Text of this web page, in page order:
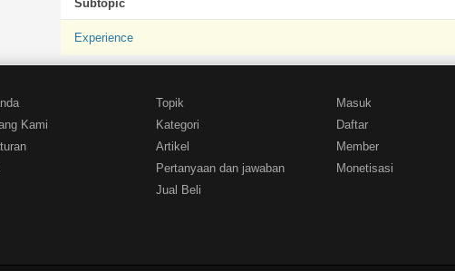
Subtopic
Experience
Kami
Topik
Kategori
Artikel
Pertanyaan dan jawaban
Jual Beli
Masuk
Daftar
Member
Monetisasi